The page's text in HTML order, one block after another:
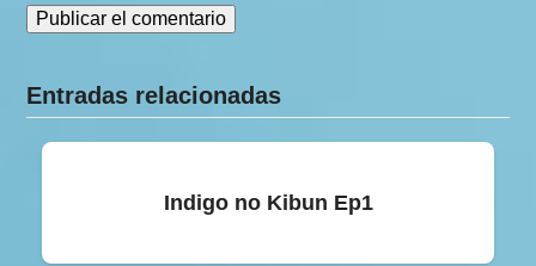
Entradas relacionadas
Indigo no Kibun Ep1